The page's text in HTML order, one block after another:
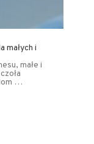
małych i
małe i
…